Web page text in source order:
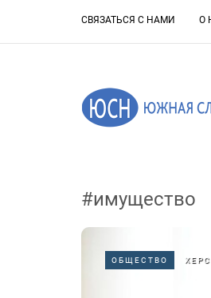
СВЯЗАТЬСЯ С НАМИ О
#имущество
ОБЩЕСТВО